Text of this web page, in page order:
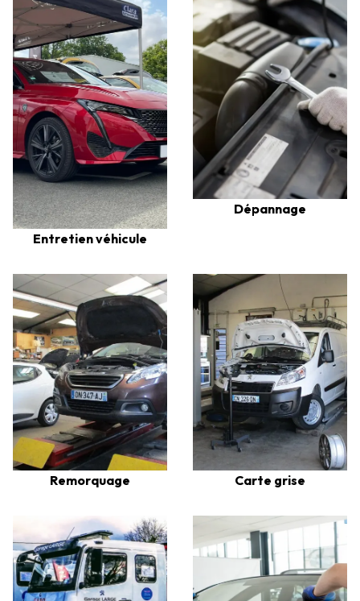
Entretien véhicule
Dépannage
Remorquage Carte grise